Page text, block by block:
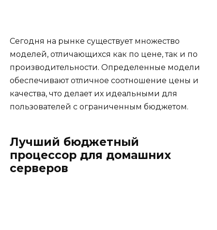
Сегодня на рынке существует множество
моделей, отличающихся как по цене, так и по
производительности. Определенные модели
обеспечивают отличное соотношение цены и
качества, что делает их идеальными для
пользователей с ограниченным бюджетом.
Лучший бюджетный
процессор для домашних
серверов